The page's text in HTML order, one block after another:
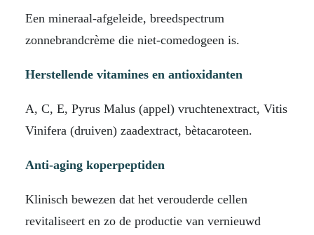
Een mineraal-afgeleide, breedspectrum
zonnebrandcrème die niet-comedogeen is.
Herstellende vitamines en antioxidanten
A, C, E, Pyrus Malus (appel) vruchtenextract, Vitis
Vinifera (druiven) zaadextract, bètacaroteen.
Anti-aging koperpeptiden
Klinisch bewezen dat het verouderde cellen
revitaliseert en zo de productie van vernieuwd